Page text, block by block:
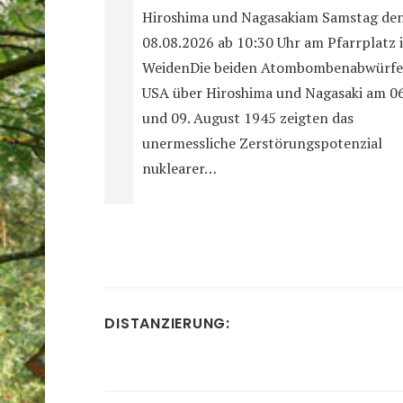
Hiroshima und Nagasakiam Samstag
08.08.2026 ab 10:30 Uhr am Pfarrplatz
WeidenDie beiden
USA über Hiroshima und Nagasaki am
und 09. August 1945 zeigten das
unermessliche Zerstörungspotenzial
nuklearer…
DISTANZIERUNG: